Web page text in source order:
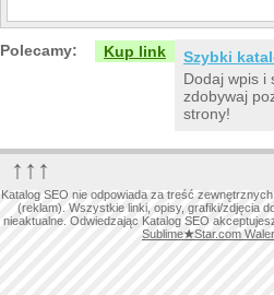
Polecamy: Kup link
Szybki
Dodaj wpis i
zdobywaj
strony!
↑↑↑
Katalog SEO nie odpowiada za treść
(reklam). Wszystkie linki, opisy, grafiki/zdjęcia
nieaktualne. Odwiedzając Katalog SEO
Sublime★Star.com